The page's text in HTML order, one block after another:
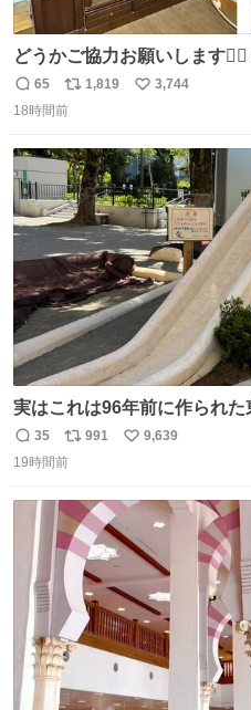
どうかご協力お願いします🙇‍♂️ 今は亡き祖父母の家の取り壊
しが決まり、どうしても処分
引き取り手を探しております この2つは私の祖母が当初一
さで亡くなりましたが、こ
りました 続く↓
返
信
65
リ
ポ
ト
数
1,819
い
数
3,744
18時間前
実はこれは96年前に作られた
返
信
35
リ
ポ
ト
数
991
い
9,639
19時間前